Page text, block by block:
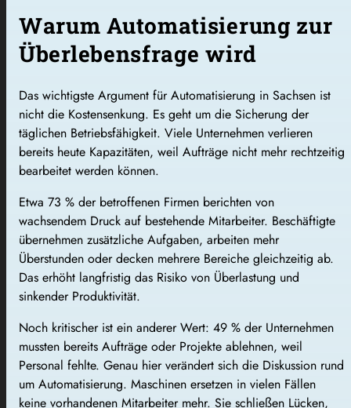
Warum Automatisierung zur
Überlebensfrage wird
Das wichtigste Argument für Automatisierung in Sachsen ist
nicht die Kostensenkung. Es geht um die Sicherung der
täglichen Betriebsfähigkeit. Viele Unternehmen verlieren
bereits heute Kapazitäten, weil Aufträge nicht mehr rechtzeitig
bearbeitet werden können.
Etwa 73 % der betroffenen Firmen berichten von
wachsendem Druck auf bestehende Mitarbeiter. Beschäftigte
übernehmen zusätzliche Aufgaben, arbeiten mehr
Überstunden oder decken mehrere Bereiche gleichzeitig ab.
Das erhöht langfristig das Risiko von Überlastung und
sinkender Produktivität.
Noch kritischer ist ein anderer Wert: 49 % der Unternehmen
mussten bereits Aufträge oder Projekte ablehnen, weil
Personal fehlte. Genau hier verändert sich die Diskussion rund
um Automatisierung. Maschinen ersetzen in vielen Fällen
keine vorhandenen Mitarbeiter mehr. Sie schließen Lücken,